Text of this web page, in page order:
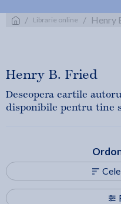
/ Librarie online / Henry
Henry B. Fried
Descopera cartile
disponibile pentru tine